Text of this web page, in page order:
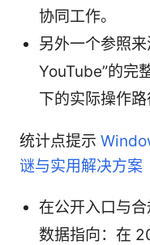
协同工作。
另外一个参照
YouTube”的完
下的实际操作路
统计点提示
谜与实用解决方案
在公开入口与
数据指向：在